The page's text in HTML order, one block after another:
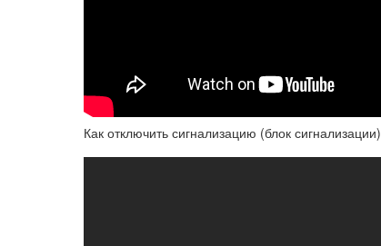
Как отключить сигнализацию (блок сигнализации)